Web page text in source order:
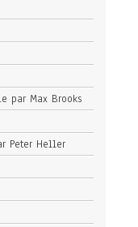
par Max Brooks
Peter Heller